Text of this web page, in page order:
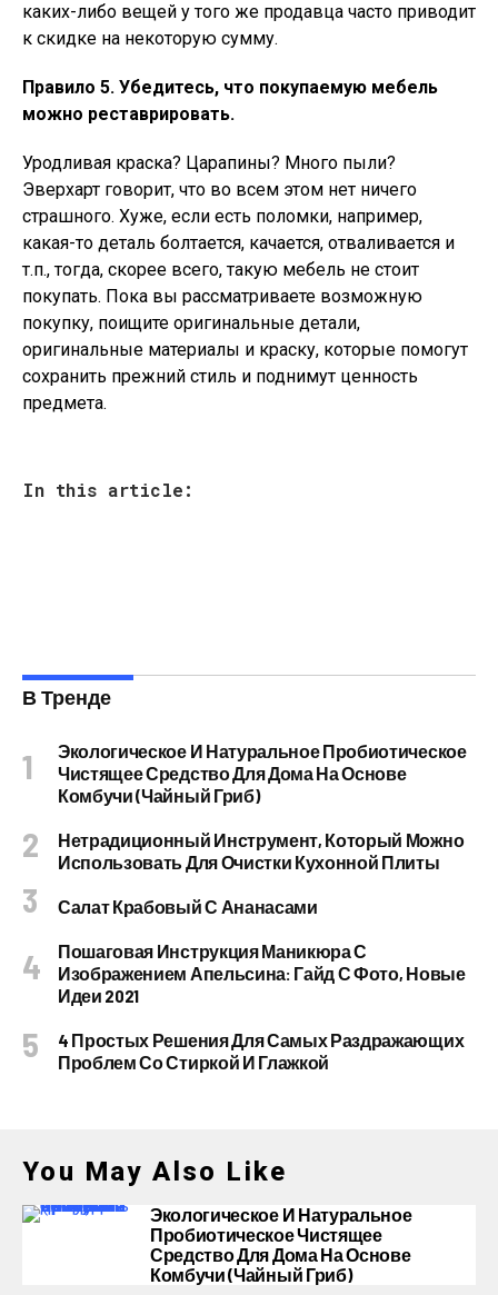
каких-либо вещей у того же продавца часто приводит
к скидке на некоторую сумму.
Правило 5. Убедитесь, что покупаемую мебель
можно реставрировать.
Уродливая краска? Царапины? Много пыли?
Эверхарт говорит, что во всем этом нет ничего
страшного. Хуже, если есть поломки, например,
какая-то деталь болтается, качается, отваливается и
т.п., тогда, скорее всего, такую мебель не стоит
покупать. Пока вы рассматриваете возможную
покупку, поищите оригинальные детали,
оригинальные материалы и краску, которые помогут
сохранить прежний стиль и поднимут ценность
предмета.
In this article:
В Тренде
Экологическое И Натуральное Пробиотическое
Чистящее Средство Для Дома На Основе
Комбучи (чайный Гриб)
Нетрадиционный Инструмент, Который Можно
Использовать Для Очистки Кухонной Плиты
Салат Крабовый С Ананасами
Пошаговая Инструкция Маникюра С
Изображением Апельсина: Гайд С Фото, Новые
Идеи 2021
4 Простых Решения Для Самых Раздражающих
Проблем Со Стиркой И Глажкой
You May Also Like
Экологическое И Натуральное
Пробиотическое Чистящее
Средство Для Дома На Основе
Комбучи (чайный Гриб)